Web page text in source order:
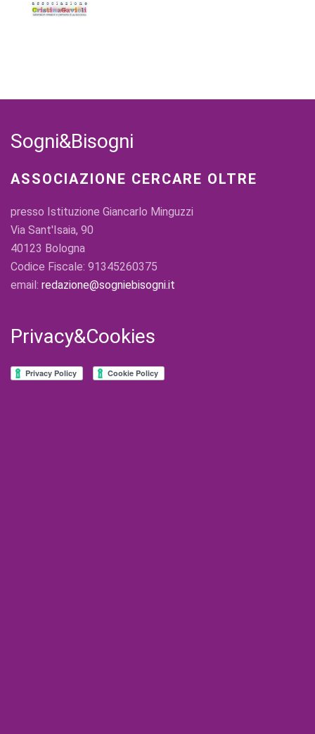
Sogni&Bisogni
ASSOCIAZIONE CERCARE OLTRE
presso Istituzione Giancarlo Minguzzi
Via Sant'Isaia, 90
40123 Bologna
Codice Fiscale: 91345260375
email: redazione@sogniebisogni.it
Privacy&Cookies